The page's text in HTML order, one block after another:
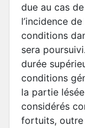
due au cas
l’incidence
conditions
sera
durée
conditions
la partie
considérés
fortuits, outre